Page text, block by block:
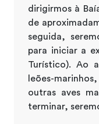
dirigirmos à
de
seguida,
para iniciar a
Turístico). Ao
leões-
outras aves
terminar,